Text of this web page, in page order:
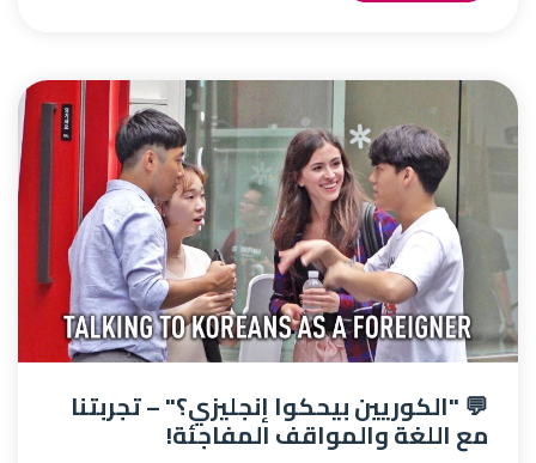
💬 "الكوريين بيحكوا إنجليزي؟" – تجربتنا
مع اللغة والمواقف المفاجئة!